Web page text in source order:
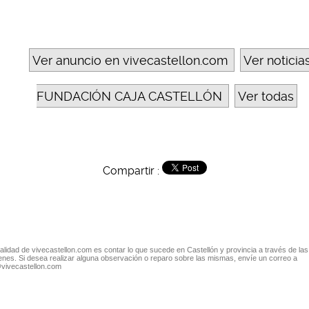
Ver anuncio en vivecastellon.com Ver
FUNDACIÓN CAJA CASTELLÓN Ver todas
Compartir :
de vivecastellon.com es contar lo que sucede en Castellón y provincia a través de las
Si desea realizar alguna observación o reparo sobre las mismas, envíe un correo a